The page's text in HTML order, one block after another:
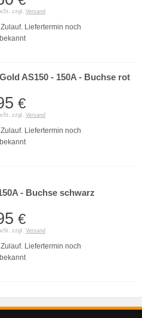
zzgl. Versand
Zulauf. Liefertermin noch
AS150 - 150A - Buchse rot
€
zzgl. Versand
Zulauf. Liefertermin noch
- Buchse schwarz
€
zzgl. Versand
Zulauf. Liefertermin noch